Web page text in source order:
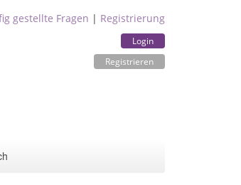
gestellte Fragen | Registrierung
Login
Registrieren